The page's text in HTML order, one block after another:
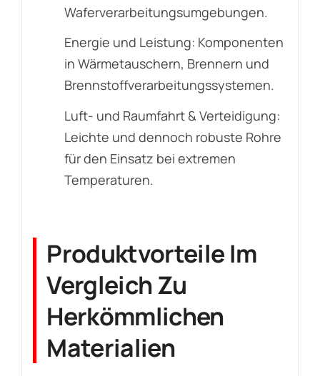
Waferverarbeitungsumgebungen.
Energie und Leistung: Komponenten
in Wärmetauschern, Brennern und
Brennstoffverarbeitungssystemen.
Luft- und Raumfahrt & Verteidigung:
Leichte und dennoch robuste Rohre
für den Einsatz bei extremen
Temperaturen.
Produktvorteile Im
Vergleich Zu
Herkömmlichen
Materialien